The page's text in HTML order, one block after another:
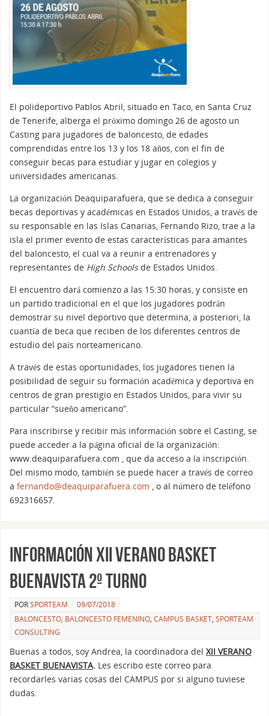
El polideportivo Pablos Abril, situado en Taco, en Santa Cruz
de Tenerife, alberga el próximo domingo 26 de agosto un
Casting para jugadores de baloncesto, de edades
comprendidas entre los 13 y los 18 años, con el fin de
conseguir becas para estudiar y jugar en colegios y
universidades americanas.
La organización Deaquiparafuera, que se dedica a conseguir
becas deportivas y académicas en Estados Unidos, a través de
su responsable en las Islas Canarias, Fernando Rizo, trae a la
isla el primer evento de estas características para amantes
del baloncesto, el cual va a reunir a entrenadores y
representantes de High Schoolsde Estados Unidos.
El encuentro dará comienzo a las 15:30 horas, y consiste en
un partido tradicional en el que los jugadores podrán
demostrar su nivel deportivo que determina, a posteriori, la
cuantía de beca que reciben de los diferentes centros de
estudio del país norteamericano.
A través de estas oportunidades, los jugadores tienen la
posibilidad de seguir su formación académica y deportiva en
centros de gran prestigio en Estados Unidos, para vivir su
particular “sueño americano”.
Para inscribirse y recibir más información sobre el Casting, se
puede acceder a la página oficial de la organización:
www.deaquiparafuera.com , que da acceso a la inscripción.
Del mismo modo, también se puede hacer a través de correo
a fernando@deaquiparafuera.com , o al número de teléfono
692316657.
Información XII Verano Basket
Buenavista 2º Turno
PORSPORTEAM
09/07/2018
BALONCESTO, BALONCESTO FEMENINO, CAMPUS BASKET, SPORTEAM
CONSULTING
Buenas a todos, soy Andrea, la coordinadora del XII VERANO
BASKET BUENAVISTA. Les escribo este correo para
recordarles varias cosas del CAMPUS por si alguno tuviese
dudas.